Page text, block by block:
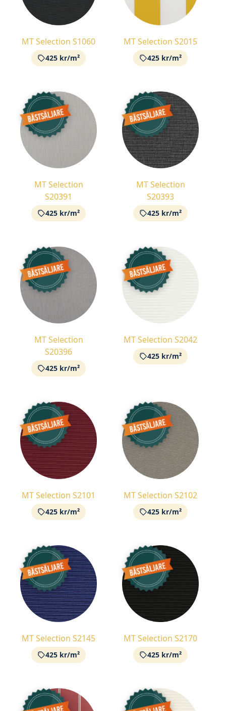
MT Selection S1060
425 kr/m²
MT Selection S2015
425 kr/m²
MT Selection
S20391
425 kr/m²
MT Selection
S20393
425 kr/m²
MT Selection
S20396
425 kr/m²
MT Selection S2042
425 kr/m²
MT Selection S2101
425 kr/m²
MT Selection S2102
425 kr/m²
MT Selection S2145
425 kr/m²
MT Selection S2170
425 kr/m²